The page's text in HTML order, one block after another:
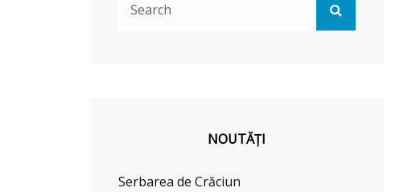
NOUTĂȚI
Serbarea de Crăciun